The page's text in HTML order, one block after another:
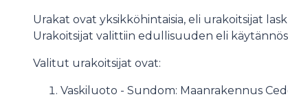
Urakat ovat yksikköhintaisia, eli urakoitsijat
Urakoitsijat valittiin edullisuuden eli
Valitut urakoitsijat ovat:
Vaskiluoto - Sundom: